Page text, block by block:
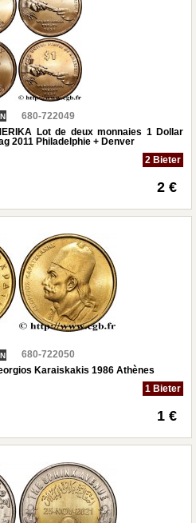
680-722049
Lot de deux monnaies 1 Dollar
2011 Philadelphie + Denver
2 Bieter
2 €
680-722050
Karaiskakis 1986 Athènes
1 Bieter
1 €